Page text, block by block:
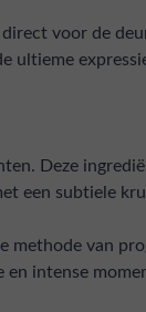
voor de
Deze
een subtiele
van
intense